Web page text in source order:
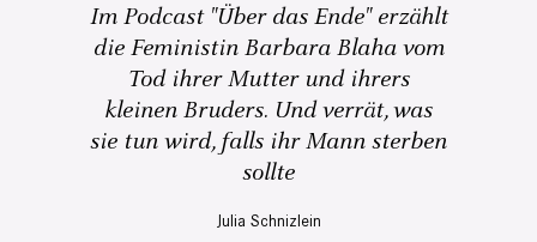
Im Podcast "Über das Ende" erzählt
die Feministin Barbara Blaha vom
Tod ihrer Mutter und ihrers
kleinen Bruders. Und verrät, was
sie tun wird, falls ihr Mann sterben
sollte
Julia Schnizlein